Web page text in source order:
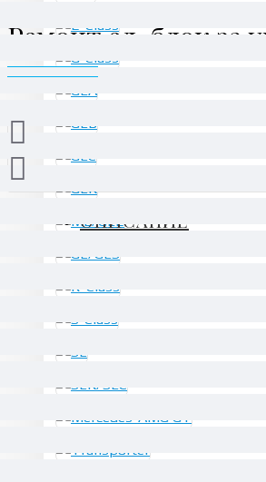
Ремонт ел. блок за
ОПИСАНИЕ
Индикация на
5944 - There is an internal